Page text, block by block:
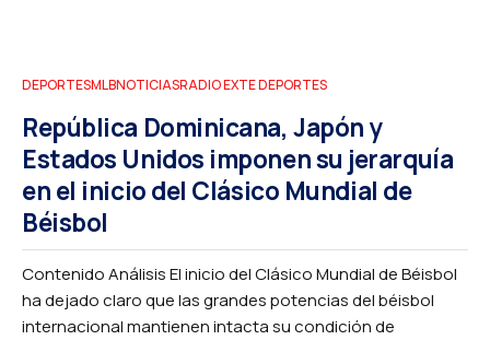
DEPORTESMLBNOTICIASRADIO EXTE DEPORTES
República Dominicana, Japón y
Estados Unidos imponen su jerarquía
en el inicio del Clásico Mundial de
Béisbol
Contenido Análisis El inicio del Clásico Mundial de Béisbol
ha dejado claro que las grandes potencias del béisbol
internacional mantienen intacta su condición de